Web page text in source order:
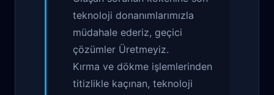
teknoloji donanımlarımızla
müdahale ederiz, geçici
çözümler Üretmeyiz.
Kırma ve dökme işlemlerinden
titizlikle kaçınan, teknoloji